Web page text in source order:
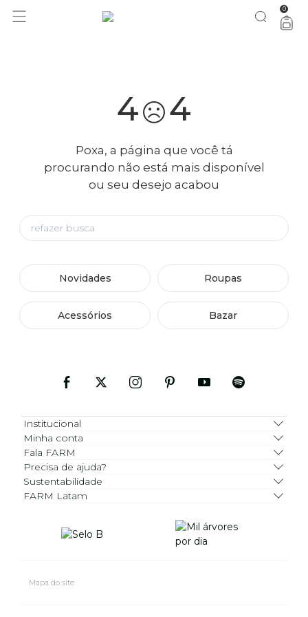
você merece 30% OFF pra comemorar com a gente aproveita! 0
4 4
Poxa, a página que você tá
procurando não está mais disponível
ou seu desejo acabou
Novidades Roupas
Acessórios Bazar
Institucional
Minha conta
Fala FARM
Precisa de ajuda?
Sustentabilidade
FARM Latam
Mapa do site